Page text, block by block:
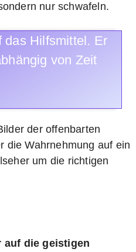
nur schwafeln.
das Hilfsmittel. Er
von Zeit
der offenbarten
die Wahrnehmung auf ein
um die richtigen
auf die geistigen